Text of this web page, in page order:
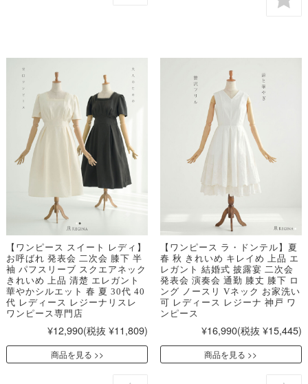
【ワンピース スイート レディ】
お呼ばれ 発表会 二次会 膝下 半
袖 パフスリーブ スクエアネック
きれいめ 上品 清楚 エレガント
華やかシルエット 春 夏 30代 40
代 レディース レジーナリスレ
ワンピース専門店
¥12,990(税抜 ¥11,809)
商品を見る
【ワンピース ラ・ドンテル】夏
春 秋 きれいめ キレイめ 上品 エ
レガント 結婚式 披露宴 二次会
発表会 演奏会 通勤 膝丈 膝下 ロ
ング ノースリ Vネック お家洗い
可 レディース レジーナ 神戸 ワ
ンピース
¥16,990(税抜 ¥15,445)
商品を見る